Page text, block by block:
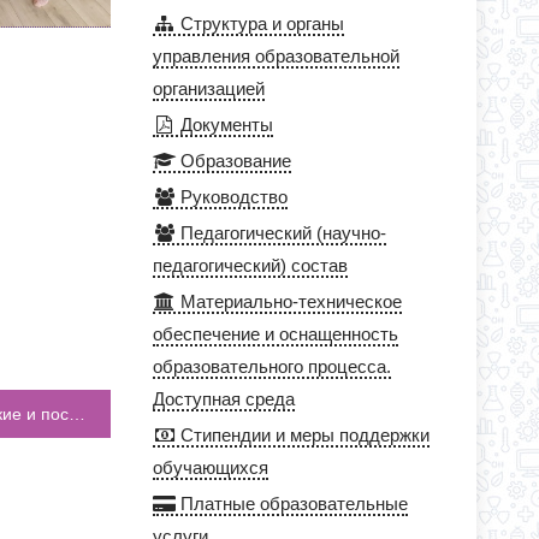
2 декабря в 3 “Е” классе прошёл урок “Близкие и посторонние: круги доверия”
Структура и органы
управления образовательной
организацией
Документы
Образование
Руководство
Педагогический (научно-
педагогический) состав
Материально-техническое
обеспечение и оснащенность
образовательного процесса.
Доступная среда
Стипендии и меры поддержки
обучающихся
Платные образовательные